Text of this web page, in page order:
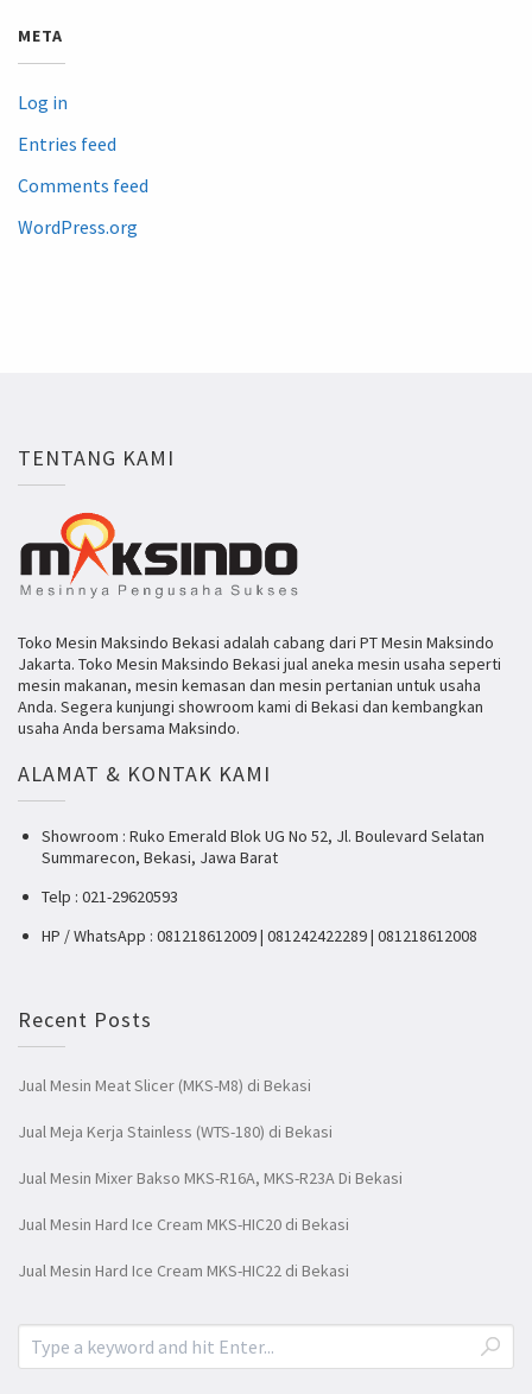
META
Log in
Entries feed
Comments feed
WordPress.org
TENTANG KAMI
Toko Mesin Maksindo Bekasi adalah cabang dari PT Mesin Maksindo
Jakarta. Toko Mesin Maksindo Bekasi jual aneka mesin usaha seperti
mesin makanan, mesin kemasan dan mesin pertanian untuk usaha
Anda. Segera kunjungi showroom kami di Bekasi dan kembangkan
usaha Anda bersama Maksindo.
ALAMAT & KONTAK KAMI
Showroom : Ruko Emerald Blok UG No 52, Jl. Boulevard Selatan
Summarecon, Bekasi, Jawa Barat
Telp : 021-29620593
HP / WhatsApp : 081218612009 | 081242422289 | 081218612008
Recent Posts
Jual Mesin Meat Slicer (MKS-M8) di Bekasi
Jual Meja Kerja Stainless (WTS-180) di Bekasi
Jual Mesin Mixer Bakso MKS-R16A, MKS-R23A Di Bekasi
Jual Mesin Hard Ice Cream MKS-HIC20 di Bekasi
Jual Mesin Hard Ice Cream MKS-HIC22 di Bekasi